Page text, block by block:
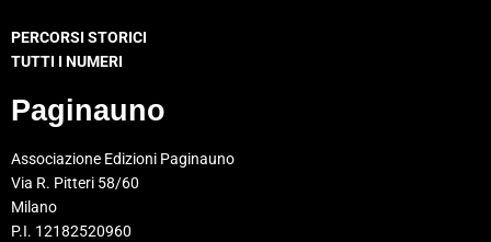
PERCORSI STORICI
TUTTI I NUMERI
Paginauno
Associazione Edizioni Paginauno
Via R. Pitteri 58/60
Milano
P.I. 12182520960